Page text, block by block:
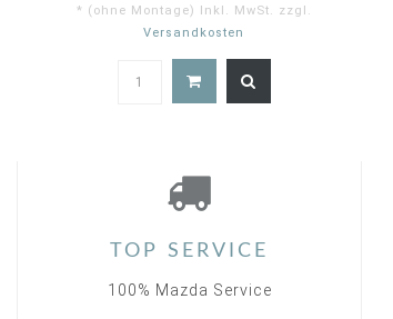
* (ohne Montage) Inkl. MwSt. zzgl.
Versandkosten
TOP SERVICE
100% Mazda Service